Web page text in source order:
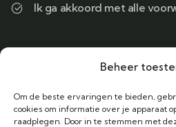
Beheer
Om de beste ervaringen te bieden,
cookies om informatie over je apparaat
raadplegen. Door in te stemmen met
Ik ga akkoord met alle
Bel ons
+31 (0) 6 38424122